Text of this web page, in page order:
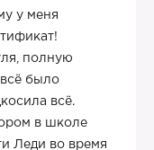
у меня
полную
было
всё.
в школе
Леди во время